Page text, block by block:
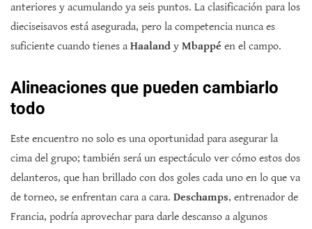
anteriores y acumulando ya seis puntos. La clasificación para los
dieciseisavos está asegurada, pero la competencia nunca es
suficiente cuando tienes a Haaland y Mbappé en el campo.
Alineaciones que pueden cambiarlo
todo
Este encuentro no solo es una oportunidad para asegurar la
cima del grupo; también será un espectáculo ver cómo estos dos
delanteros, que han brillado con dos goles cada uno en lo que va
de torneo, se enfrentan cara a cara. Deschamps, entrenador de
Francia, podría aprovechar para darle descanso a algunos